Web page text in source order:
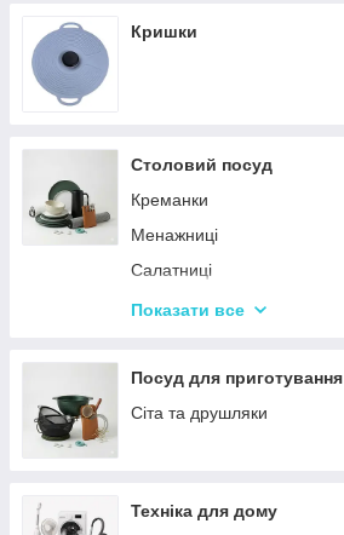
Кришки
Столовий посуд
Креманки
Менажниці
Салатниці
Сітки та кошики для фрі
Посуд для дітей
Сервізи
Бульйонниці
Показати все
Посуд для приготування
Сіта та друшляки
Техніка для дому